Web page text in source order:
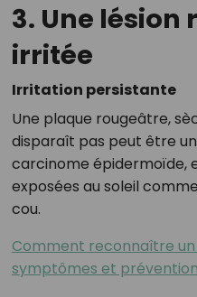
3. Une lésion
irritée
Irritation persistante
Une plaque rougeâtre,
disparaît pas peut être
carcinome épidermoïde,
exposées au soleil
cou.
Comment reconnaître un
symptômes et prévention